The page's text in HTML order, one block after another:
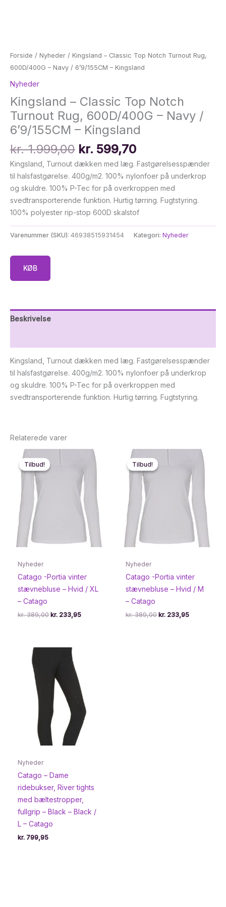
Forside / Nyheder / Kingsland – Classic Top Notch Turnout Rug,
600D/400G – Navy / 6’9/155CM – Kingsland
Nyheder
Kingsland – Classic Top Notch
Turnout Rug, 600D/400G – Navy /
6’9/155CM – Kingsland
kr.1.999,00 Den
oprindelige
pris
var:
kr. 1.999,00.
kr. 599,70Den
aktuelle
pris
er:
kr. 599,70.
Kingsland, Turnout dækken med læg. Fastgørelsesspænder
til halsfastgørelse. 400g/m2. 100% nylonfoer på underkrop
og skuldre. 100% P-Tec for på overkroppen med
svedtransporterende funktion. Hurtig tørring. Fugtstyring.
100% polyester rip-stop 600D skalstof
Varenummer (SKU): 46938515931454 Kategori: Nyheder
KØB
Beskrivelse
Kingsland, Turnout dækken med læg. Fastgørelsesspænder
til halsfastgørelse. 400g/m2. 100% nylonfoer på underkrop
og skuldre. 100% P-Tec for på overkroppen med
svedtransporterende funktion. Hurtig tørring. Fugtstyring.
Relaterede varer
Tilbud!
Tilbud!
Nyheder
Catago -Portia vinter
stævnebluse – Hvid / XL
– Catago
kr.389,00 Den
kr. 389,00.
kr. 233,95Den
Tilbud!
Tilbud!
Nyheder
Catago -Portia vinter
stævnebluse – Hvid / M
– Catago
kr.389,00 Den
kr. 233,95Den
Nyheder
Catago – Dame
ridebukser, River tights
med bæltestropper,
fullgrip – Black – Black /
L – Catago
kr. 799,95